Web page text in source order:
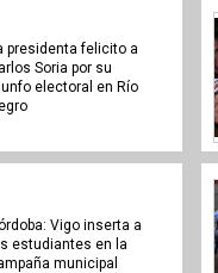
presidenta felicito a
Soria por su
electoral en Río
Vigo inserta a
estudiantes en la
municipal